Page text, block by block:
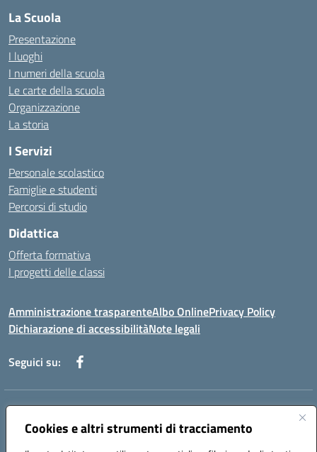
Cookies e altri strumenti di tracciamento
La Scuola
Presentazione
I luoghi
I numeri della scuola
Le carte della scuola
Organizzazione
La storia
I Servizi
Personale scolastico
Famiglie e studenti
Percorsi di studio
Didattica
Offerta formativa
I progetti delle classi
Amministrazione trasparenteAlbo OnlinePrivacy Policy
Dichiarazione di accessibilitàNote legali
Seguici su:
Indirizzo:
Centralino:+39 0965 78 12 60 Email:rcic841003@istruzione.it